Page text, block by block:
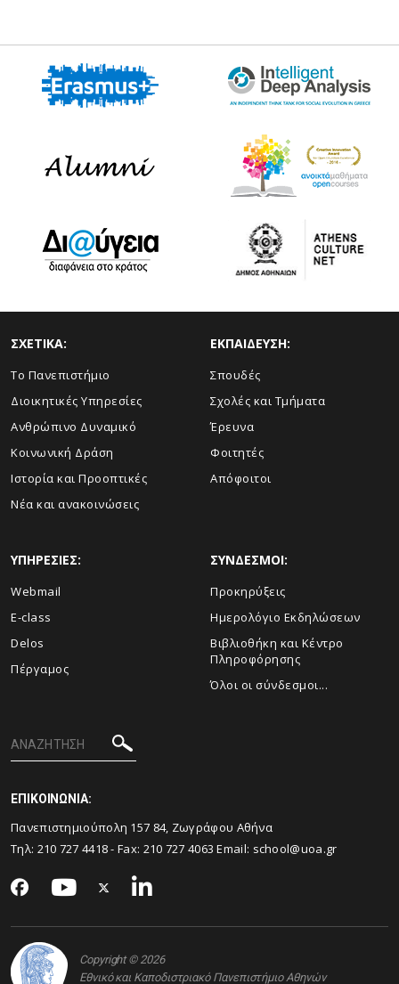
ΣΧΕΤΙΚΑ:
Το Πανεπιστήμιο
Διοικητικές Υπηρεσίες
Ανθρώπινο Δυναμικό
Κοινωνική Δράση
Ιστορία και Προοπτικές
Νέα και ανακοινώσεις
ΕΚΠΑΙΔΕΥΣΗ:
Σπουδές
Σχολές και Τμήματα
Έρευνα
Φοιτητές
Απόφοιτοι
ΥΠΗΡΕΣΙΕΣ:
Webmail
E-class
Delos
Πέργαμος
ΣΥΝΔΕΣΜΟΙ:
Προκηρύξεις
Ημερολόγιο Εκδηλώσεων
Βιβλιοθήκη και Κέντρο
Πληροφόρησης
Όλοι οι σύνδεσμοι...
ΕΠΙΚΟΙΝΩΝΙΑ:
Πανεπιστημιούπολη 157 84, Ζωγράφου Αθήνα
Τηλ: 210 727 4418- Fax: 210 727 4063 Email: school@uoa.gr
Copyright © 2026
Εθνικό και Καποδιστριακό Πανεπιστήμιο Αθηνών